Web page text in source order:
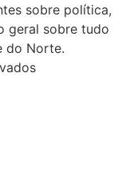
sobre política,
geral sobre tudo
do Norte.